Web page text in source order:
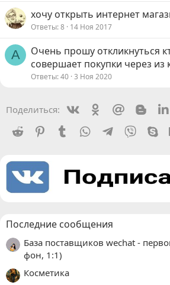
хочу открыть интернет
Ответы 8 14 Ноя 2017
А
Очень прошу откликнуться
совершает покупки через из
Ответы 40 3 Ноя 2020
Поделиться: VkontakteOdnoklassniki
Mail.ru
Reddit
PinterestTumblr WhatsAppTelegram
Viber
Последние сообщения
База поставщиков wechat -
фон, 1:1)
Косметика